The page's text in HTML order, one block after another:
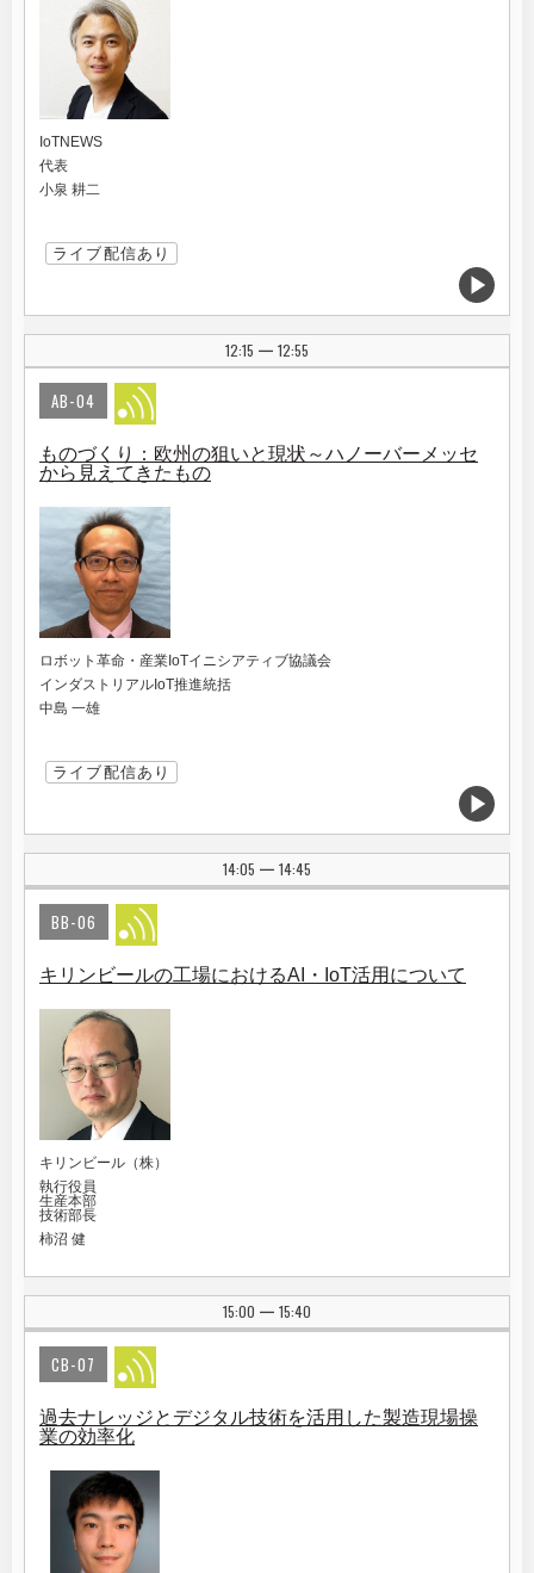
IoTNEWS
代表
小泉 耕二
ライブ配信あり
12:15 | 12:55
AB-04
ものづくり：欧州の狙いと現状～ハノーバーメッセ
から見えてきたもの
ロボット革命・産業IoTイニシアティブ協議会
インダストリアルIoT推進統括
中島 一雄
ライブ配信あり
14:05 | 14:45
BB-06
キリンビールの工場におけるAI・IoT活用について
キリンビール（株）
執行役員
生産本部
技術部長
柿沼 健
15:00 | 15:40
CB-07
過去ナレッジとデジタル技術を活用した製造現場操
業の効率化